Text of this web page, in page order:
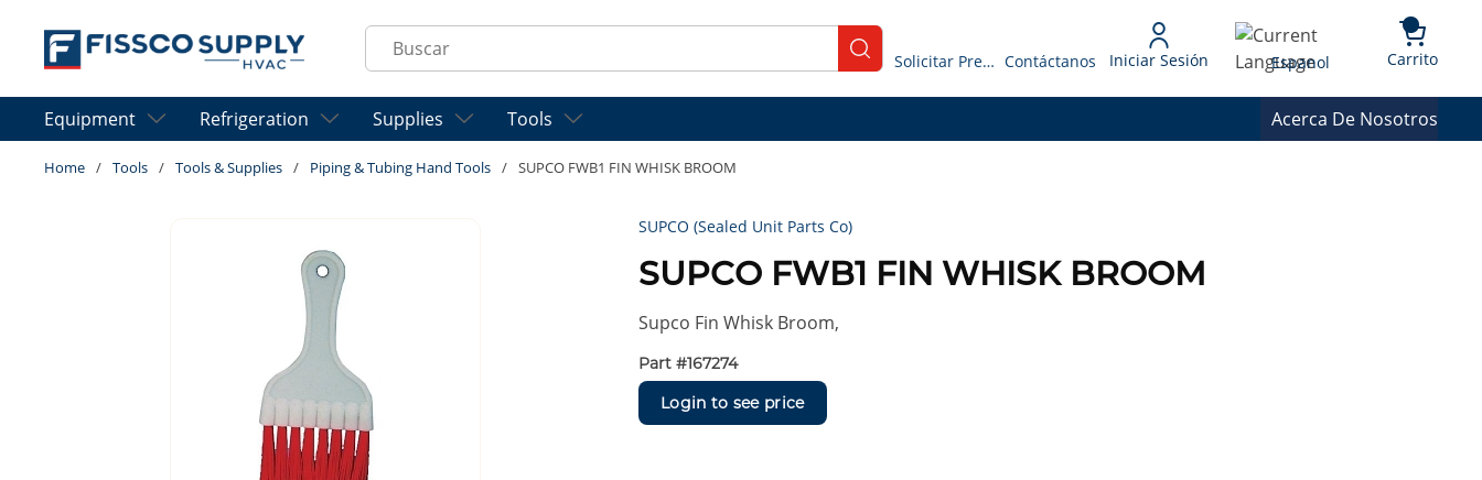
Skip to main content
Site Search
submit search
Solicitar Presupuesto Contáctanos Iniciar Sesión Language
Espanol Carrito{0}
Equipment Refrigeration Supplies Tools Acerca De Nosotros
Home / Tools / Tools & Supplies / Piping & Tubing Hand Tools / SUPCO FWB1 FIN WHISK BROOM
SUPCO (Sealed Unit Parts Co)
SUPCO FWB1 FIN WHISK BROOM
Supco Fin Whisk Broom,
Part #167274
Login to see price